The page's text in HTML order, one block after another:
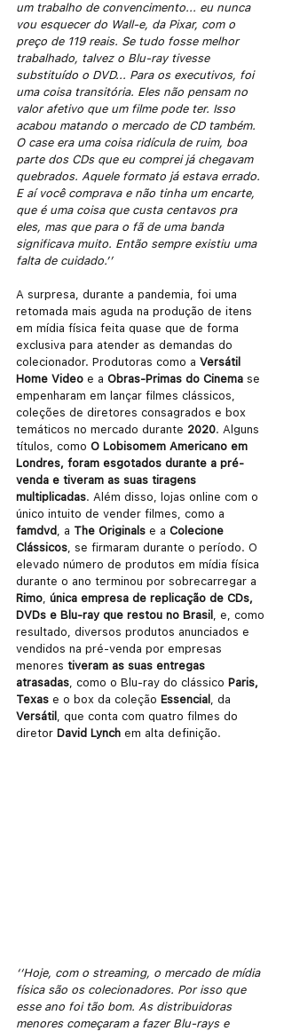
um trabalho de convencimento... eu nunca
vou esquecer do Wall-e, da Pixar, com o
preço de 119 reais. Se tudo fosse melhor
trabalhado, talvez o Blu-ray tivesse
substituído o DVD... Para os executivos, foi
uma coisa transitória. Eles não pensam no
valor afetivo que um filme pode ter. Isso
acabou matando o mercado de CD também.
O case era uma coisa ridícula de ruim, boa
parte dos CDs que eu comprei já chegavam
quebrados. Aquele formato já estava errado.
E aí você comprava e não tinha um encarte,
que é uma coisa que custa centavos pra
eles, mas que para o fã de uma banda
significava muito. Então sempre existiu uma
falta de cuidado.’’
A surpresa, durante a pandemia, foi uma
retomada mais aguda na produção de itens
em mídia física feita quase que de forma
exclusiva para atender as demandas do
colecionador. Produtoras como a Versátil
Home Video e a Obras-Primas do Cinema se
empenharam em lançar filmes clássicos,
coleções de diretores consagrados e box
temáticos no mercado durante 2020. Alguns
títulos, como O Lobisomem Americano em
Londres, foram esgotados durante a pré-
venda e tiveram as suas tiragens
multiplicadas. Além disso, lojas online com o
único intuito de vender filmes, como a
famdvd , a The Originals e a Colecione
Clássicos, se firmaram durante o período. O
elevado número de produtos em mídia física
durante o ano terminou por sobrecarregar a
Rimo, única empresa de replicação de CDs,
DVDs e Blu-ray que restou no Brasil , e, como
resultado, diversos produtos anunciados e
vendidos na pré-venda por empresas
menores tiveram as suas entregas
atrasadas, como o Blu-ray do clássico Paris,
Texas e o box da coleção Essencial , da
Versátil , que conta com quatro filmes do
diretor David Lynch em alta definição.
‘‘Hoje, com o streaming, o mercado de mídia
física são os colecionadores. Por isso que
esse ano foi tão bom. As distribuidoras
menores começaram a fazer Blu-rays e